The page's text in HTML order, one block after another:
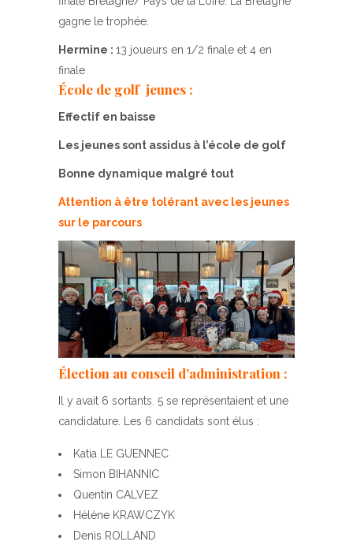
gagne le trophée.
Hermine : 13 joueurs en 1/2 finale et 4 en
finale
École de golf jeunes :
Effectif en baisse
Les jeunes sont assidus à l’école de golf
Bonne dynamique malgré tout
Attention à être tolérant avec les jeunes
sur le parcours
Élection au conseil d’administration :
Il y avait 6 sortants. 5 se représentaient et une
candidature. Les 6 candidats sont élus :
Katia LE GUENNEC
Simon BIHANNIC
Quentin CALVEZ
Hélène KRAWCZYK
Denis ROLLAND